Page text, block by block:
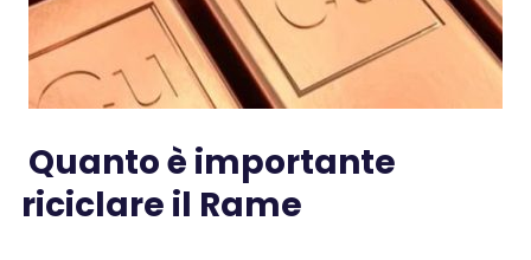
Quanto è importante
riciclare il Rame